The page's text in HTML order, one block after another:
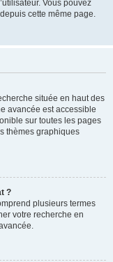
Vous pouvez
cette même page.
située en haut des
avancée est accessible
sur toutes les pages
thèmes graphiques
?
plusieurs termes
votre recherche en